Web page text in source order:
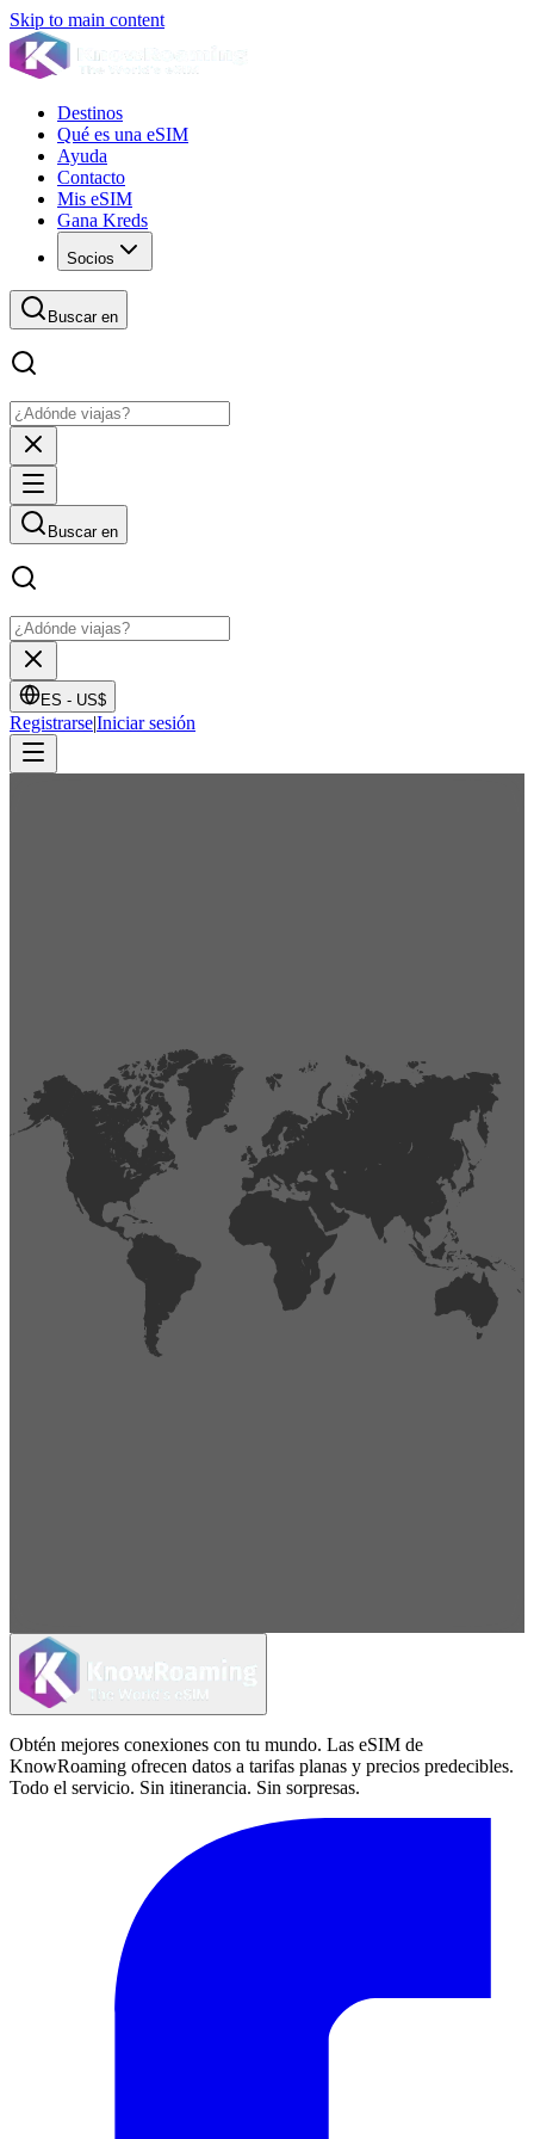
Skip to main content
Destinos
Qué es una eSIM
Ayuda
Contacto
Mis eSIM
Gana Kreds
Socios
Buscar en
Buscar en
ES - US$
Registrarse|Iniciar sesión
404Página no encontrada,
La página que buscas no existe o se ha cambiado de lugar.
Comprueba la URL e inténtalo de nuevo.
Ir a la página de inicio
Obtener soporte técnico
Obtén mejores conexiones con tu mundo. Las eSIM de
KnowRoaming ofrecen datos a tarifas planas y precios predecibles.
Todo el servicio. Sin itinerancia. Sin sorpresas.